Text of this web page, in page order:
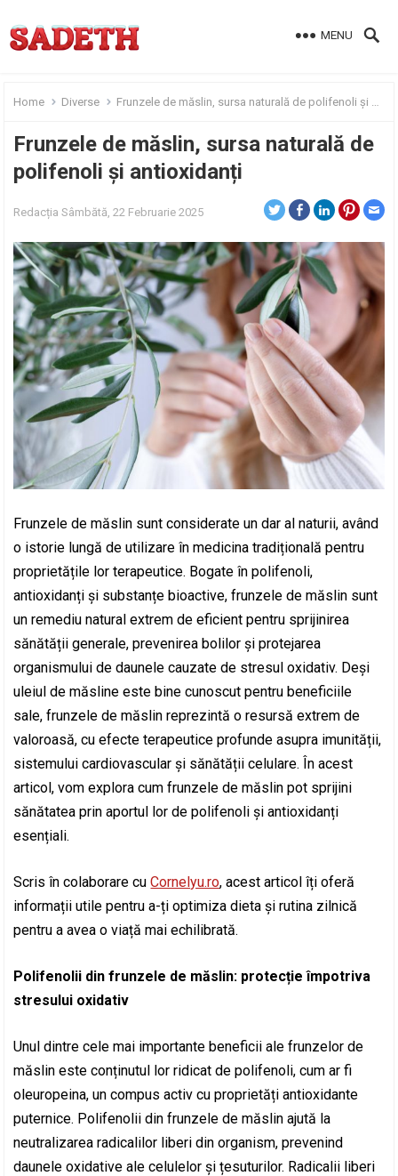
MENU
Home Diverse Frunzele de măslin, sursa naturală de polifenoli și antioxidanți
Frunzele de măslin, sursa naturală de
polifenoli și antioxidanți
Redacția Sâmbătă, 22 Februarie 2025
Frunzele de măslin sunt considerate un dar al naturii, având
o istorie lungă de utilizare în medicina tradițională pentru
proprietățile lor terapeutice. Bogate în polifenoli,
antioxidanți și substanțe bioactive, frunzele de măslin sunt
un remediu natural extrem de eficient pentru sprijinirea
sănătății generale, prevenirea bolilor și protejarea
organismului de daunele cauzate de stresul oxidativ. Deși
uleiul de măsline este bine cunoscut pentru beneficiile
sale, frunzele de măslin reprezintă o resursă extrem de
valoroasă, cu efecte terapeutice profunde asupra imunității,
sistemului cardiovascular și sănătății celulare. În acest
articol, vom explora cum frunzele de măslin pot sprijini
sănătatea prin aportul lor de polifenoli și antioxidanți
esențiali.
Scris în colaborare cuCornelyu.ro, acest articol îți oferă
informații utile pentru a-ți optimiza dieta și rutina zilnică
pentru a avea o viață mai echilibrată.
Polifenolii din frunzele de măslin: protecție împotriva
stresului oxidativ
Unul dintre cele mai importante beneficii ale frunzelor de
măslin este conținutul lor ridicat de polifenoli, cum ar fi
oleuropeina, un compus activ cu proprietăți antioxidante
puternice. Polifenolii din frunzele de măslin ajută la
neutralizarea radicalilor liberi din organism, prevenind
daunele oxidative ale celulelor și țesuturilor. Radicalii liberi